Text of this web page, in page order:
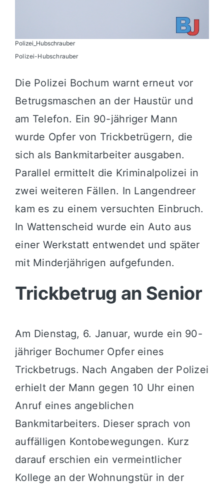
Polizei_Hubschrauber
Polizei-Hubschrauber
Die Polizei Bochum warnt erneut vor
Betrugsmaschen an der Haustür und
am Telefon. Ein 90-jähriger Mann
wurde Opfer von Trickbetrügern, die
sich als Bankmitarbeiter ausgaben.
Parallel ermittelt die Kriminalpolizei in
zwei weiteren Fällen. In Langendreer
kam es zu einem versuchten Einbruch.
In Wattenscheid wurde ein Auto aus
einer Werkstatt entwendet und später
mit Minderjährigen aufgefunden.
Trickbetrug an Senior
Am Dienstag, 6. Januar, wurde ein 90-
jähriger Bochumer Opfer eines
Trickbetrugs. Nach Angaben der Polizei
erhielt der Mann gegen 10 Uhr einen
Anruf eines angeblichen
Bankmitarbeiters. Dieser sprach von
auffälligen Kontobewegungen. Kurz
darauf erschien ein vermeintlicher
Kollege an der Wohnungstür in der